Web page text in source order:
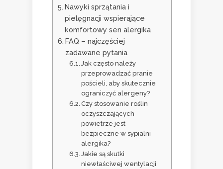
Nawyki sprzątania i
pielęgnacji wspierające
komfortowy sen alergika
FAQ – najczęściej
zadawane pytania
Jak często należy
przeprowadzać pranie
pościeli, aby skutecznie
ograniczyć alergeny?
Czy stosowanie roślin
oczyszczających
powietrze jest
bezpieczne w sypialni
alergika?
Jakie są skutki
niewłaściwej wentylacji